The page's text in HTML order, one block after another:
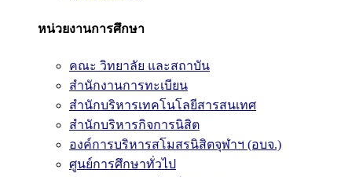
หน่วยงานการศึกษา
คณะ วิทยาลัย และสถาบัน
สำนักงานการทะเบียน
สำนักบริหารเทคโนโลยีสารสนเทศ
สำนักบริหารกิจการนิสิต
องค์การบริหารสโมสรนิสิตจุฬาฯ (อบจ.)
ศูนย์การศึกษาทั่วไป